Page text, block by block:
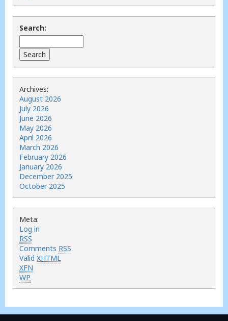
Search:
Archives:
August 2026
July 2026
June 2026
May 2026
April 2026
March 2026
February 2026
January 2026
December 2025
October 2025
Meta:
Log in
RSS
Comments RSS
Valid XHTML
XFN
WP